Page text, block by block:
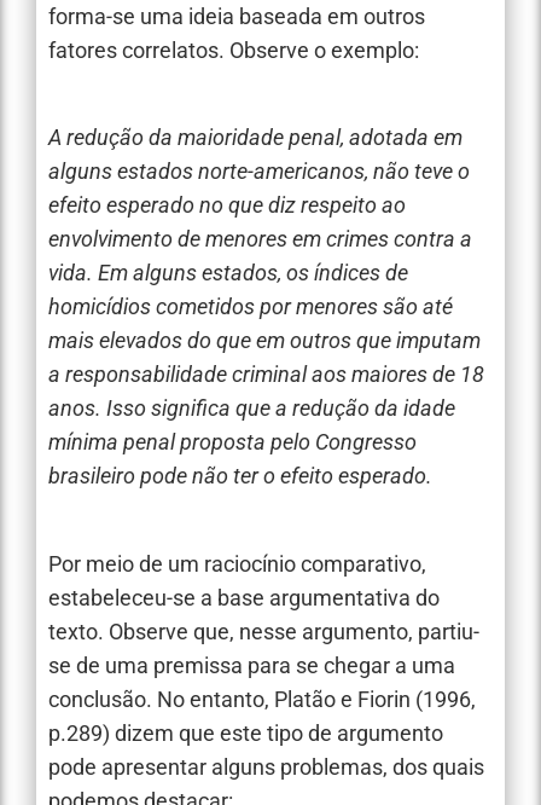
forma-se uma ideia baseada em outros
fatores correlatos. Observe o exemplo:
A redução da maioridade penal, adotada em
alguns estados norte-americanos, não teve o
efeito esperado no que diz respeito ao
envolvimento de menores em crimes contra a
vida. Em alguns estados, os índices de
homicídios cometidos por menores são até
mais elevados do que em outros que imputam
a responsabilidade criminal aos maiores de 18
anos. Isso significa que a redução da idade
mínima penal proposta pelo Congresso
brasileiro pode não ter o efeito esperado.
Por meio de um raciocínio comparativo,
estabeleceu-se a base argumentativa do
texto. Observe que, nesse argumento, partiu-
se de uma premissa para se chegar a uma
conclusão. No entanto, Platão e Fiorin (1996,
p.289) dizem que este tipo de argumento
pode apresentar alguns problemas, dos quais